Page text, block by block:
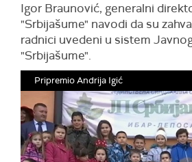
Igor Braunović, generalni
"Srbijašume" navodi da su
radnici uvedeni u sistem
"Srbijašume".
Pripremio Andrija Igić